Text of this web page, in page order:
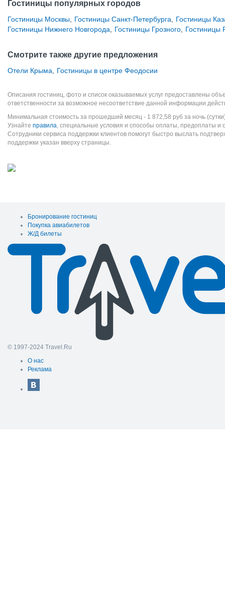
Гостиницы популярных городов
Гостиницы Москвы Гостиницы Санкт-Петербурга
Гостиницы
Гостиницы Нижнего Новгорода
Гостиницы Грозного Гостиницы
Смотрите также другие предложения
Отели Крыма Гостиницы в центре Феодосии
Описания гостиниц, фото и список оказываемых услуг предоставлены
ответственности за возможное несоответствие данной информации
Минимальная стоимость за прошедший месяц - 1 872,58 руб за ночь
Узнайте правила, специальные условия и способы оплаты, предоплаты и
Сотрудники сервиса поддержки клиентов помогут быстро выслать
поддержки указан вверху страницы.
Бронирование гостиниц
Покупка авиабилетов
Ж/Д билеты
© 1997-2024 Travel.Ru
О нас
Реклама